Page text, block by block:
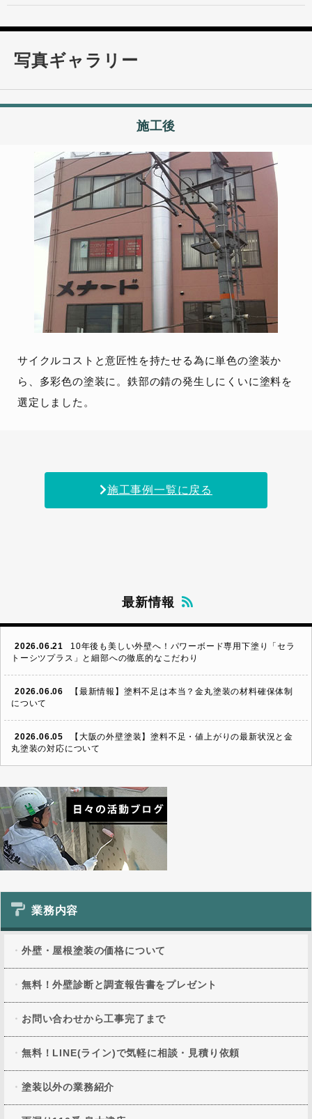
写真ギャラリー
施工後
サイクルコストと意匠性を持たせる為に単色の塗装か
ら、多彩色の塗装に。鉄部の錆の発生しにくいに塗料を
選定しました。
施工事例一覧に戻る
最新情報
2026.06.21
10年後も美しい外壁へ！パワーボード専用下塗り「セラ
トーシツプラス」と細部への徹底的なこだわり
2026.06.06
【最新情報】塗料不足は本当？金丸塗装の材料確保体制
について
2026.06.05
【大阪の外壁塗装】塗料不足・値上がりの最新状況と金
丸塗装の対応について
業務内容
外壁・屋根塗装の価格について
無料！外壁診断と調査報告書をプレゼント
お問い合わせから工事完了まで
無料！LINE(ライン)で気軽に相談・見積り依頼
塗装以外の業務紹介